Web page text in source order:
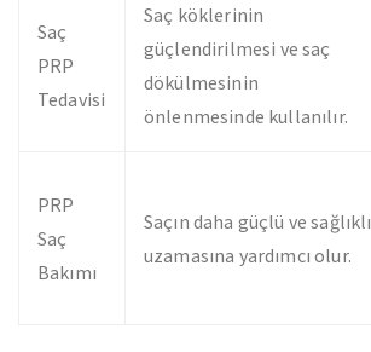
Saç
PRP
Tedavisi
Saç köklerinin
güçlendirilmesi ve saç
dökülmesinin
önlenmesinde kullanılır.
PRP
Saç
Bakımı
Saçın daha güçlü ve sağlıklı
uzamasına yardımcı olur.